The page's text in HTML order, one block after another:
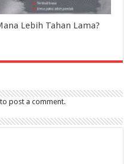
Lebih Tahan Lama?
to post a comment.